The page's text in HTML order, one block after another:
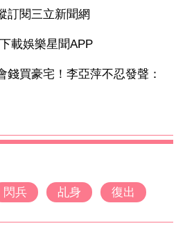
閱三立新聞網
載娛樂星聞APP
錢買豪宅！李亞萍不忍發聲：
閃兵 乩身 復出